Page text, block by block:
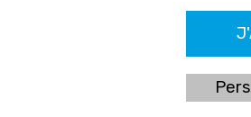
Farmacia Los Altos
Ldo. Alfredo Aparicio
N. Col. Colegio Oficial de
Nº de autorización
C/ Moncayo, 97 (Vistalmar)
03185 Torrevieja,